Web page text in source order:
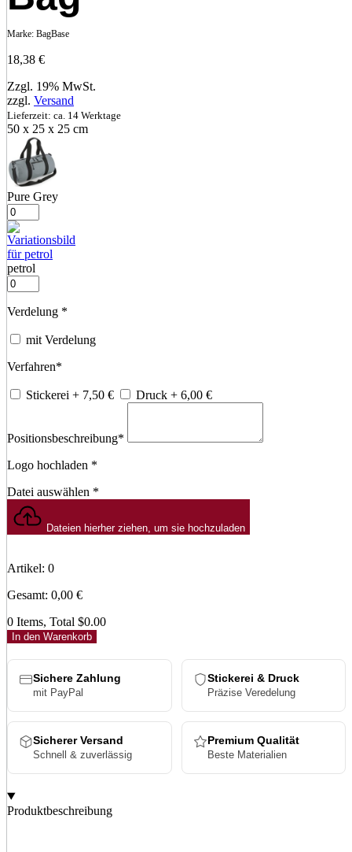
Marke: BagBase
18,38 €
Zzgl. 19% MwSt.
zzgl. Versand
Lieferzeit: ca. 14 Werktage
50 x 25 x 25 cm
Pure Grey
petrol
Verdelung *
mit Verdelung
Verfahren*
Stickerei + 7,50 € Druck + 6,00 €
Positionsbeschreibung*
Logo hochladen *
Datei auswählen *
Dateien hierher ziehen, um sie hochzuladen
Artikel: 0
Gesamt: 0,00 €
0 Items, Total $0.00
In den Warenkorb
Sichere Zahlung
mit PayPal
Stickerei & Druck
Präzise Veredelung
Sicherer Versand
Schnell & zuverlässig
Premium Qualität
Beste Materialien
Produktbeschreibung